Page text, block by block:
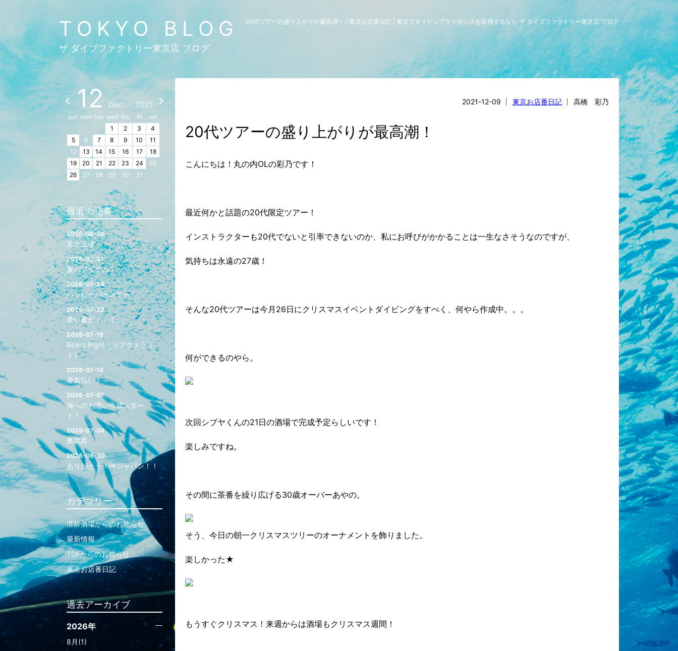
TOKYO BLOG
ザ ダイブファクトリー東京店 ブログ
20代ツアーの盛り上がりが最高潮！ | 東京お店番日記 | 東京でダイビングライセンスを取得するなら ザ ダイブファクトリー東京店 ブログ
2021-12-09 東京お店番日記 高橋 彩乃
20代ツアーの盛り上がりが最高潮！
こんにちは！丸の内OLの彩乃です！
最近何かと話題の20代限定ツアー！
インストラクターも20代でないと引率できないのか、私にお呼びがかかることは一生なさそうなのですが、
気持ちは永遠の27歳！
そんな20代ツアーは今月26日にクリスマスイベントダイビングをすべく、何やら作成中。。。
何ができるのやら。
次回シブヤくんの21日の酒場で完成予定らしいです！
楽しみですね。
その間に茶番を繰り広げる30歳オーバーあやの。
そう、今日の朝一クリスマスツリーのオーナメントを飾りました。
楽しかった★
もうすぐクリスマス！来週からは酒場もクリスマス週間！
12 Dec 2021
sun mon tue wed thu fri
sat
1
2 3
4
5
6 7 8 9 10
11
12
13 14 15 16 17
18
19
20 21 22 23 24
25
26
27 28 29 30 31
最近の記事
2026-08-06
富士五湖
2026-07-31
夏のアイテム！
2026-07-24
ハッピーバースデー
2026-07-22
暑い夏が！！！
2026-07-19
React Right（リアクトライ
ト）
2026-07-14
暑気払い！
2026-07-07
海へのお誘い作成スター
ト！！
2026-07-04
奥武島
2026-06-30
ありがとう！侍ジャパン！！
カテゴリー
潜酔酒場からのお知らせ
最新情報
TDFからのお知らせ
東京お店番日記
過去アーカイブ
2026年
8月(1)